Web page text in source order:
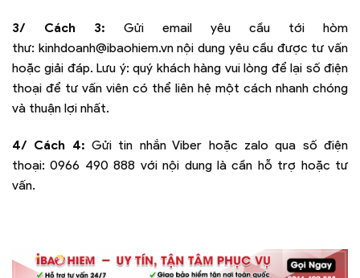
3/ Cách 3: Gửi email yêu cầu tới hòm
thư: kinhdoanh@ibaohiem.vnnội dung yêu cầu được tư vấn
hoặc giải đáp. Lưu ý: quý khách hàng vui lòng để lại số điện
thoại để tư vấn viên có thể liên hệ một cách nhanh chóng
và thuận lợi nhất.
4/ Cách 4: Gửi tin nhắn Viber hoặc zalo qua số điện
thoại:0966 490 888 với nội dung là cần hỗ trợ hoặc tư
vấn.